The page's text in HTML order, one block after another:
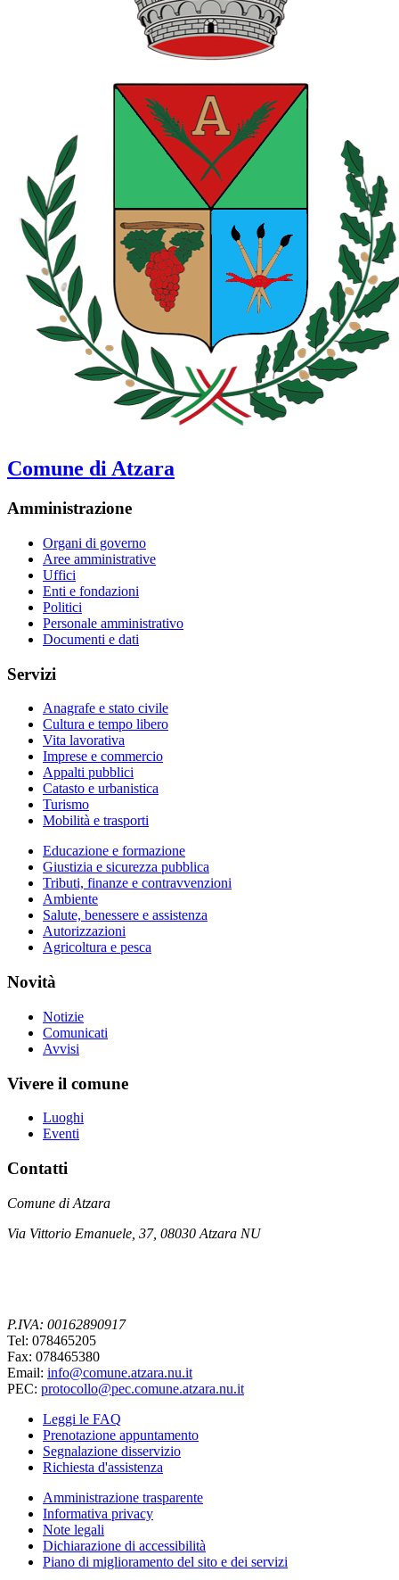
Comune di Atzara
Amministrazione
Organi di governo
Aree amministrative
Uffici
Enti e fondazioni
Politici
Personale amministrativo
Documenti e dati
Servizi
Anagrafe e stato civile
Cultura e tempo libero
Vita lavorativa
Imprese e commercio
Appalti pubblici
Catasto e urbanistica
Turismo
Mobilità e trasporti
Educazione e formazione
Giustizia e sicurezza pubblica
Tributi, finanze e contravvenzioni
Ambiente
Salute, benessere e assistenza
Autorizzazioni
Agricoltura e pesca
Novità
Notizie
Comunicati
Avvisi
Vivere il comune
Luoghi
Eventi
Contatti
Comune di Atzara
Via Vittorio Emanuele, 37, 08030 Atzara NU
P.IVA: 00162890917
Tel: 078465205
Fax: 078465380
Email: info@comune.atzara.nu.it
PEC: protocollo@pec.comune.atzara.nu.it
Leggi le FAQ
Prenotazione appuntamento
Segnalazione disservizio
Richiesta d'assistenza
Amministrazione trasparente
Informativa privacy
Note legali
Dichiarazione di accessibilità
Piano di miglioramento del sito e dei servizi